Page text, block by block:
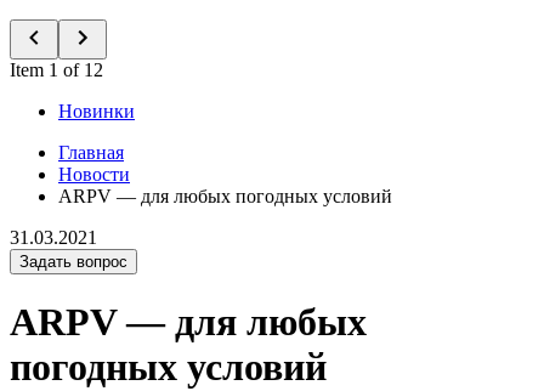
Item 1 of 12
Новинки
Главная
Новости
ARPV — для любых погодных условий
31.03.2021
Задать вопрос
ARPV — для любых
погодных условий